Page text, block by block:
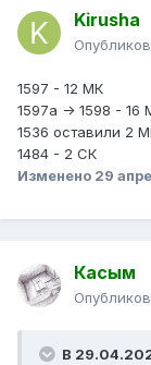
Kirusha
1597 - 12 МК
1597а -> 1598 - 16
1536 оставили 2
1484 - 2 СК
Изменено 29
Касым
В